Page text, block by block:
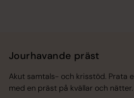
Jourhavande präst
Akut samtals- och krisstöd. Prata
med en präst på kvällar och nätter.